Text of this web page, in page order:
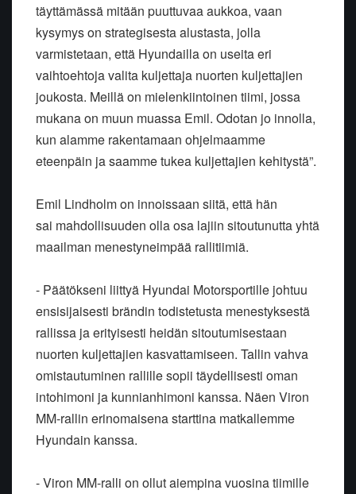
täyttämässä mitään puuttuvaa aukkoa, vaan
kysymys on strategisesta alustasta, jolla
varmistetaan, että Hyundailla on useita eri
vaihtoehtoja valita kuljettaja nuorten kuljettajien
joukosta. Meillä on mielenkiintoinen tiimi, jossa
mukana on muun muassa Emil. Odotan jo innolla,
kun alamme rakentamaan ohjelmaamme
eteenpäin ja saamme tukea kuljettajien kehitystä”.
Emil Lindholm on innoissaan siitä, että hän
sai mahdollisuuden olla osa lajiin sitoutunutta yhtä
maailman menestyneimpää rallitiimiä.
- Päätökseni liittyä Hyundai Motorsportille johtuu
ensisijaisesti brändin todistetusta menestyksestä
rallissa ja erityisesti heidän sitoutumisestaan
nuorten kuljettajien kasvattamiseen. Tallin vahva
omistautuminen rallille sopii täydellisesti oman
intohimoni ja kunnianhimoni kanssa. Näen Viron
MM-rallin erinomaisena starttina matkallemme
Hyundain kanssa.
- Viron MM-ralli on ollut aiempina vuosina tiimille